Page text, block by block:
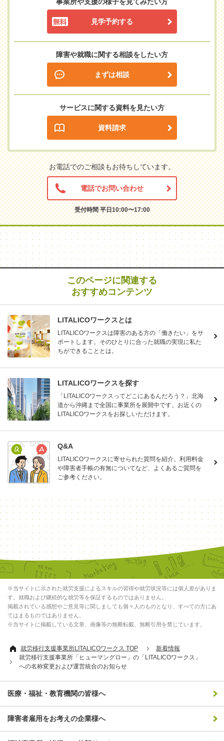
見学予約する
障害や就職に関する相談をしたい方
まずは相談
サービスに関する資料を見たい方
資料請求
お電話でのご相談もお待ちしています。
電話でお問い合わせ
受付時間 平日10:00〜17:00
このページに関連する
おすすめコンテンツ
LITALICOワークスとは
LITALICOワークスは障害のある方の「働きたい」をサ
ポートします。そのひとりに合った就職の実現に私た
ちができることとは。
LITALICOワークスを探す
「LITALICOワークスってどこにあるんだろう？」北海
道から沖縄まで全国に事業所を展開中です。お近くの
LITALICOワークスをお探しいただけます。
Q&A
LITALICOワークスに寄せられた質問を紹介。利用料金
や障害者手帳の有無についてなど、よくあるご質問を
ご参考ください。
※当サイトに示された就労支援によるスキルの習得や就労状況等には個人差がありま
す。就職および継続的な就労等を保証するものではありません。
掲載されている感想やご意見等に関しましても個々人のものとなり、すべての方にあ
てはまるものではありません。
※当サイトに掲載している文章、画像等の無断転載、無断引用を禁じています。
就労移行支援事業所LITALICOワークス TOP
新着情報
就労移行支援事業所「ヒューマングロー」の「LITALICOワークス」
への名称変更および運営統合のお知らせ
医療・福祉・教育機関の皆様へ
障害者雇用をお考えの企業様へ